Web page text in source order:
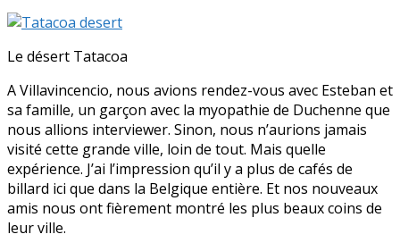
Le désert Tatacoa
A Villavincencio, nous avions rendez-vous avec Esteban et
sa famille, un garçon avec la myopathie de Duchenne que
nous allions interviewer. Sinon, nous n’aurions jamais
visité cette grande ville, loin de tout. Mais quelle
expérience. J’ai l’impression qu’il y a plus de cafés de
billard ici que dans la Belgique entière. Et nos nouveaux
amis nous ont fièrement montré les plus beaux coins de
leur ville.